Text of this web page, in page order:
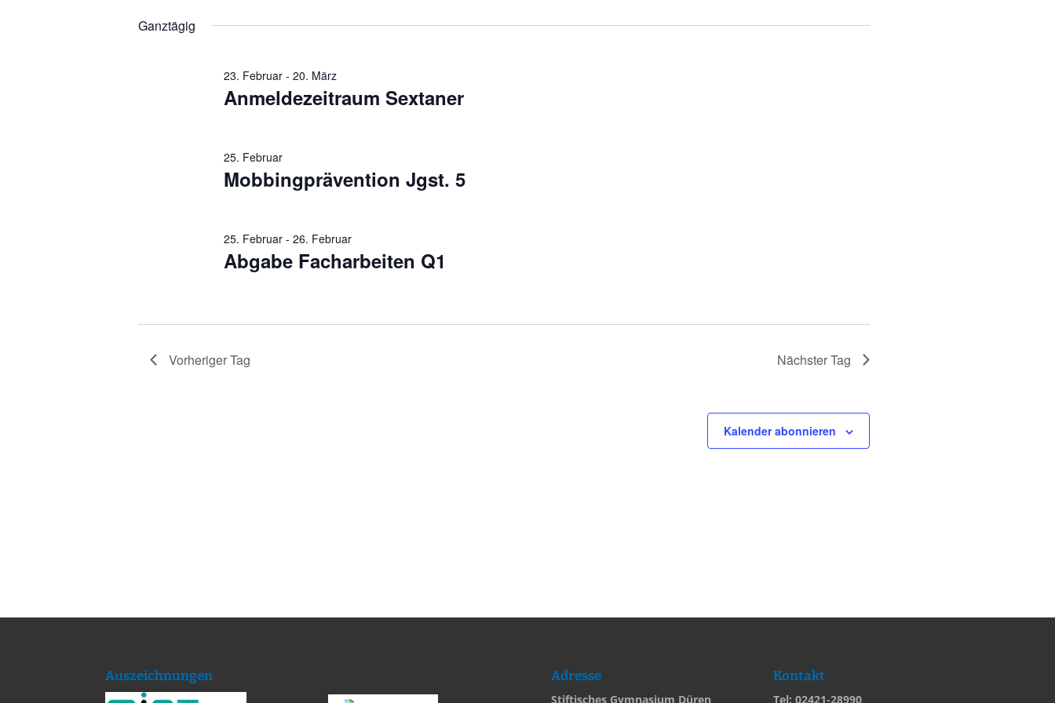
Schlüsselwort.
Ganztägig
Anmeldezeitraum Sextaner
23. Februar -20. März
Mobbingprävention Jgst. 5
25. Februar
Abgabe Facharbeiten Q1
25. Februar -26. Februar
Vorheriger Tag Nächster Tag
Kalender abonnieren
Auszeichnungen Adresse
Stiftisches Gymnasium Düren
Kontakt
Tel: 02421-28990